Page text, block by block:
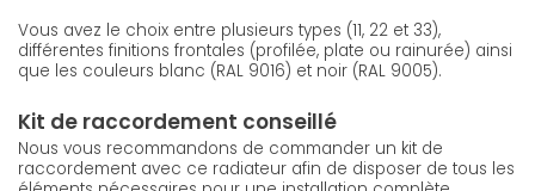
Vous avez le choix entre plusieurs types (11, 22 et 33),
différentes finitions frontales (profilée, plate ou rainurée) ainsi
que les couleurs blanc (RAL 9016) et noir (RAL 9005).
Kit de raccordement conseillé
Nous vous recommandons de commander un kit de
raccordement avec ce radiateur afin de disposer de tous les